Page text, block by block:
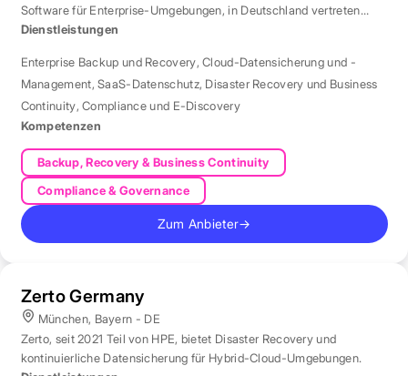
Software für Enterprise-Umgebungen, in Deutschland vertreten
durch eine Niederlassung in München.
Dienstleistungen
Enterprise Backup und Recovery,Cloud-Datensicherung und -
Management,SaaS-Datenschutz, Disaster Recovery und Business
Continuity,Compliance und E-Discovery
Kompetenzen
Backup, Recovery & Business Continuity
Compliance & Governance
Zum Anbieter→
Zerto Germany
München, Bayern - DE
Zerto, seit 2021 Teil von HPE, bietet Disaster Recovery und
kontinuierliche Datensicherung für Hybrid-Cloud-Umgebungen.